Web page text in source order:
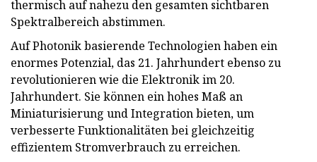
thermisch auf nahezu den gesamten sichtbaren
Spektralbereich abstimmen.
Auf Photonik basierende Technologien haben ein
enormes Potenzial, das 21. Jahrhundert ebenso zu
revolutionieren wie die Elektronik im 20.
Jahrhundert. Sie können ein hohes Maß an
Miniaturisierung und Integration bieten, um
verbesserte Funktionalitäten bei gleichzeitig
effizientem Stromverbrauch zu erreichen.